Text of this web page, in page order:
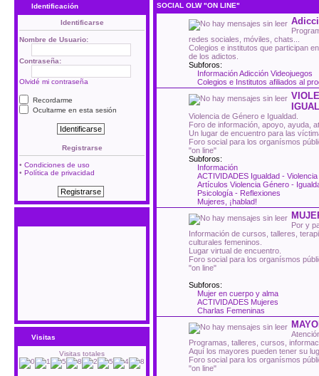
Identificación
Identificarse
Nombre de Usuario:
Contraseña:
Olvidé mi contraseña
Recordarme
Ocultarme en esta sesión
Registrarse
• Condiciones de uso
• Política de privacidad
Visitas
Visitas totales
SOCIAL OLW "ON LINE"
redes sociales, móviles, chats...
Colegios e institutos que participan
de los adictos.
Subforos:
Información Adicción Videojuegos
Colegios e Institutos afiliados al
Violencia de Género e Igualdad.
Foro de información, apoyo, ayuda,
Un lugar de encuentro para las
Foro social para los organísmos
"on line"
Subforos:
Información
ACTIVIDADES Igualdad -
Artículos Violencia Género -
Psicología - Reflexiones
Mujeres, ¡hablad!
Por y
Información de cursos, talleres,
culturales femeninos.
Lugar virtual de encuentro.
Foro social para los organísmos
"on line"
Subforos:
Mujer en cuerpo y alma
ACTIVIDADES Mujeres
Charlas Femeninas
Programas, talleres, cursos,
Aquí los mayores pueden tener su
Foro social para los organísmos
"on line"